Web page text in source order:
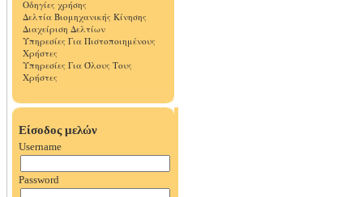
Οδηγίες χρήσης
Δελτία Βιομηχανικής Κίνησης
Διαχείριση Δελτίων
Υπηρεσίες Για Πιστοποιημένους
Χρήστες
Υπηρεσίες Για Όλους Τους
Χρήστες